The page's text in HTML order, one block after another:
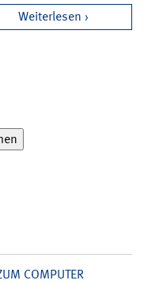
Weiterlesen
COMPUTER